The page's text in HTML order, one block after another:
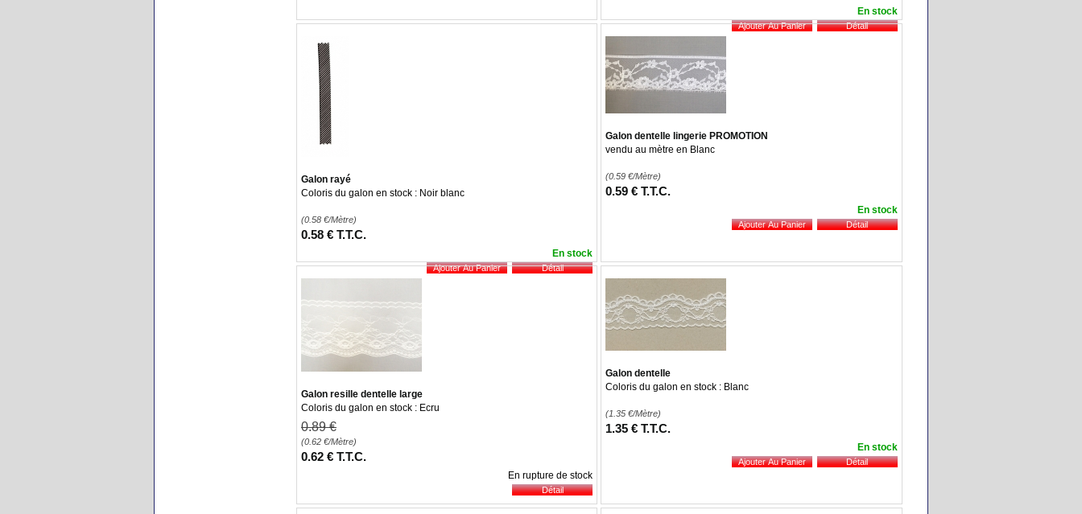
En stock
Galon rayé
Coloris du galon en stock : Noir blanc
(0.58 €/Mètre)
0.58 € T.T.C.
En stock
Galon dentelle lingerie PROMOTION
vendu au mètre en Blanc
(0.59€/Mètre)
0.59 € T.T.C.
En stock
Galon resille dentelle large
Coloris du galon en stock : Ecru
0.89 €
(0.62 €/Mètre)
0.62 € T.T.C.
En rupture de stock
Galon dentelle
Coloris du galon en stock : Blanc
(1.35€/Mètre)
1.35 € T.T.C.
En stock